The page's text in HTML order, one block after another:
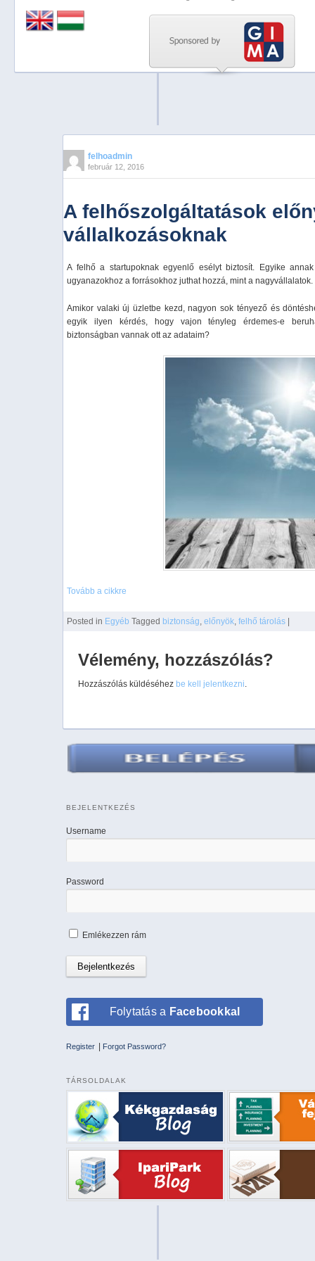
felhoadmin
február 12, 2016
A felhőszolgáltatások
vállalkozásoknak
A felhő a startupoknak egyenlő esélyt biztosít. Egyike
ugyanazokhoz a forrásokhoz juthat hozzá, mint a nagyvállalatok.
Amikor valaki új üzletbe kezd, nagyon sok tényező és
egyik ilyen kérdés, hogy vajon tényleg érdemes-e
biztonságban vannak ott az adataim?
Tovább a cikkre
Posted in Egyéb Tagged biztonság, előnyök, felhő tárolás
Vélemény, hozzászólás?
Hozzászólás küldéséhez be kell jelentkezni.
BEJELENTKEZÉS
Username
Password
Emlékezzen rám
Folytatás a Facebookkal
Register Forgot Password?
TÁRSOLDALAK